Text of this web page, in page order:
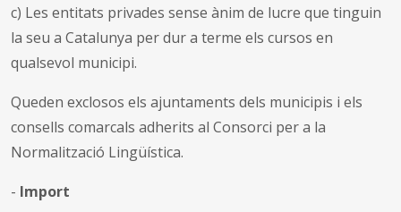
c) Les entitats privades sense ànim de lucre que tinguin
la seu a Catalunya per dur a terme els cursos en
qualsevol municipi.
Queden exclosos els ajuntaments dels municipis i els
consells comarcals adherits al Consorci per a la
Normalització Lingüística.
- Import